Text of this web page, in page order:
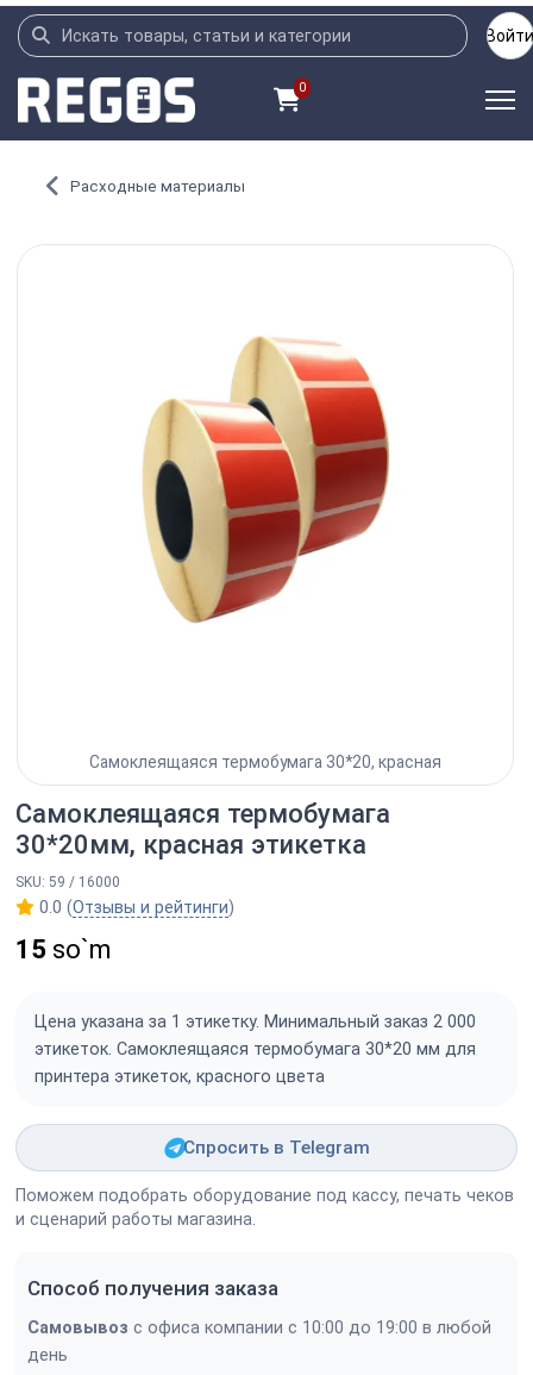
0
Расходные материалы
Самоклеящаяся термобумага 30*20, красная
Самоклеящаяся термобумага
30*20мм, красная этикетка
SKU: 59 / 16000
0.0 (Отзывы и рейтинги)
15 so`m
Цена указана за 1 этикетку. Минимальный заказ 2 000
этикеток. Самоклеящаяся термобумага 30*20 мм для
принтера этикеток, красного цвета
Спросить в Telegram
Поможем подобрать оборудование под кассу, печать чеков
и сценарий работы магазина.
Способ получения заказа
Самовывоз с офиса компании с 10:00 до 19:00 в любой
день